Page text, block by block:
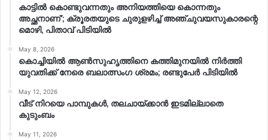
കാട്ടിൽ കൊണ്ടുവന്നതും അനിയത്തിയെ കൊന്നതും
അച്ഛനാണ്’; ക്രൂരതയുടെ ചുരുളഴിച്ച് അഞ്ചുവയസുകാരന്റെ
മൊഴി, പിതാവ് പിടിയിൽ
May 8, 2026
കൊച്ചിയിൽ ആൺസുഹൃത്തിനെ കത്തിമുനയിൽ നിർത്തി
യുവതിക്ക് നേരെ ബലാത്സംഗ​ ശ്രമം; രണ്ടുപേർ പിടിയിൽ
May 12, 2026
വീട് നിറയെ പാമ്പുകൾ, തലചായ്ക്കാൻ ഇടമില്ലാതെ
കുടുംബം
May 11, 2026